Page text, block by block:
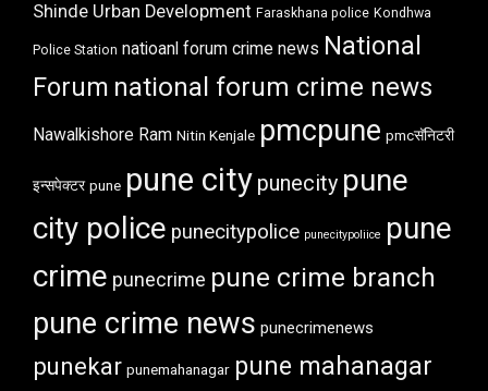
Shinde Urban Development Faraskhana police Kondhwa
Police Station natioanl forum crime news National
Forum national forum crime news
Nawalkishore Ram Nitin Kenjale pmcpune pmcसॅनिटरी
इन्सपेक्टर pune pune city punecity pune
city police punecitypolice punecitypoliice pune
crime punecrime pune crime branch
pune crime news punecrimenews
punekar punemahanagar pune mahanagar